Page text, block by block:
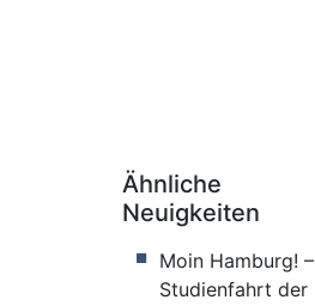
Ähnliche
Neuigkeiten
Moin Hamburg! –
Studienfahrt der